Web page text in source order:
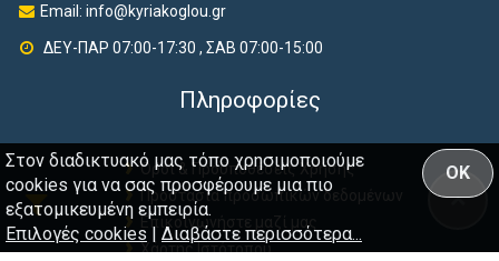
Email: info@kyriakoglou.gr
ΔΕΥ-ΠΑΡ 07:00-17:30 , ΣΑΒ 07:00-15:00
Πληροφορίες
Όροι & Προϋποθέσεις Χρήσης
Προστασία προσωπικών δεδομένων
Επικοινωνήστε μαζί μας
Χάρτης Ιστότοπου
OK
Στον διαδικτυακό μας τόπο χρησιμοποιούμε
cookies για να σας προσφέρουμε μια πιο
εξατομικευμένη εμπειρία.
Επιλογές cookies | Διαβάστε περισσότερα...